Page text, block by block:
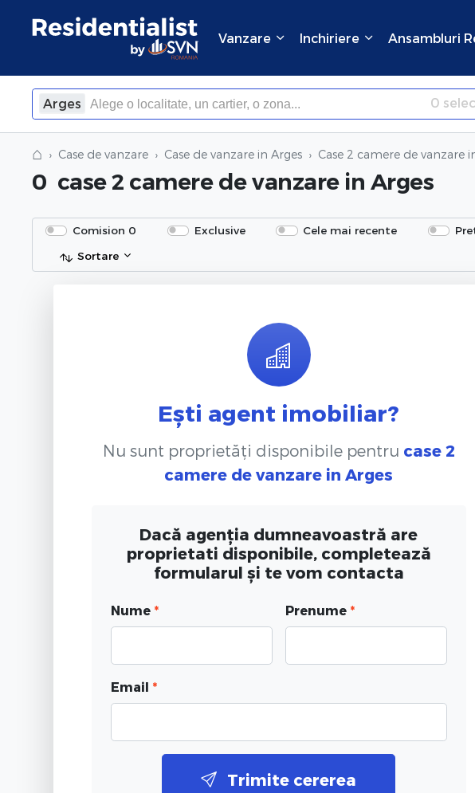
Vanzare Inchiriere Ansambluri
Arges
×Inchide
0
⌂ Case de vanzare Case de vanzare in Arges Case 2 camere de vanzare
0 case 2 camere de vanzare in Arges
Comision 0 Exclusive Cele mai recente
Sortare
Ești agent imobiliar?
Nu sunt proprietăți disponibile pentru case 2
camere de vanzare in Arges
Dacă agenția dumneavoastră are
proprietati disponibile, completează
formularul și te vom contacta
Nume * Prenume *
Email *
Trimite cererea